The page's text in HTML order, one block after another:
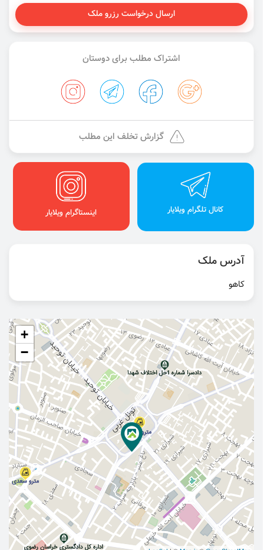
ارسال درخواست رزرو ملک
اشتراک مطلب برای دوستان
گزارش تخلف این مطلب
کانال تلگرام ویلایار اینستاگرام ویلایار
آدرس ملک
کاهو
+
−